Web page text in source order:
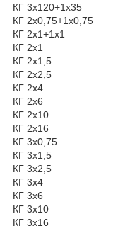
КГ 3х120+1х35
КГ 2х0,75+1х0,75
КГ 2х1+1х1
КГ 2х1
КГ 2х1,5
КГ 2х2,5
КГ 2х4
КГ 2х6
КГ 2х10
КГ 2х16
КГ 3х0,75
КГ 3х1,5
КГ 3х2,5
КГ 3х4
КГ 3х6
КГ 3х10
КГ 3х16